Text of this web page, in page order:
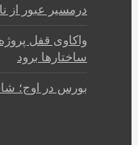
درمسیر عبور از
واکاوی قفل
ساختارها برود
بورس در اوج؛